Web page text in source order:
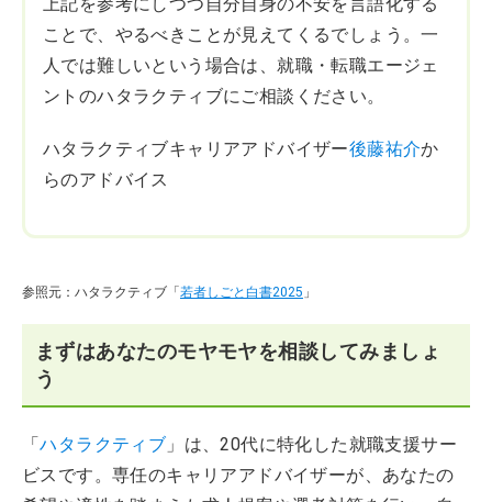
ことで、やるべきことが見えてくるでしょう。一
人では難しいという場合は、就職・転職エージェ
ントのハタラクティブにご相談ください。
ハタラクティブキャリアアドバイザー後藤祐介か
らのアドバイス
参照元：ハタラクティブ「 若者しごと白書2025 」
まずはあなたのモヤモヤを相談してみましょ
う
「ハタラクティブ 」は、20代に特化した就職支援サー
ビスです。専任のキャリアアドバイザーが、あなたの